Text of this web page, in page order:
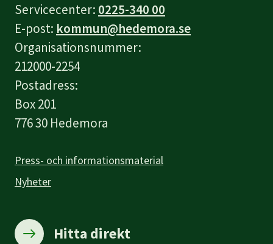
Servicecenter: 0225-340 00
E-post: kommun@hedemora.se
Organisationsnummer:
212000-2254
Postadress:
Box 201
776 30 Hedemora
Press- och informationsmaterial
Nyheter
Hitta direkt